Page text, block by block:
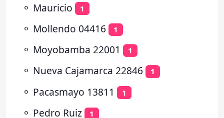
⚬ Mauricio 1
⚬ Mollendo 04416 1
⚬ Moyobamba 22001 1
⚬ Nueva Cajamarca 22846 1
⚬ Pacasmayo 13811 1
⚬ Pedro Ruiz 1